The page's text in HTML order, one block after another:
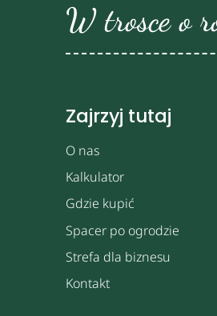
W trosce o
Zajrzyj tutaj
O nas
Kalkulator
Gdzie kupić
Spacer po ogrodzie
Strefa dla biznesu
Kontakt